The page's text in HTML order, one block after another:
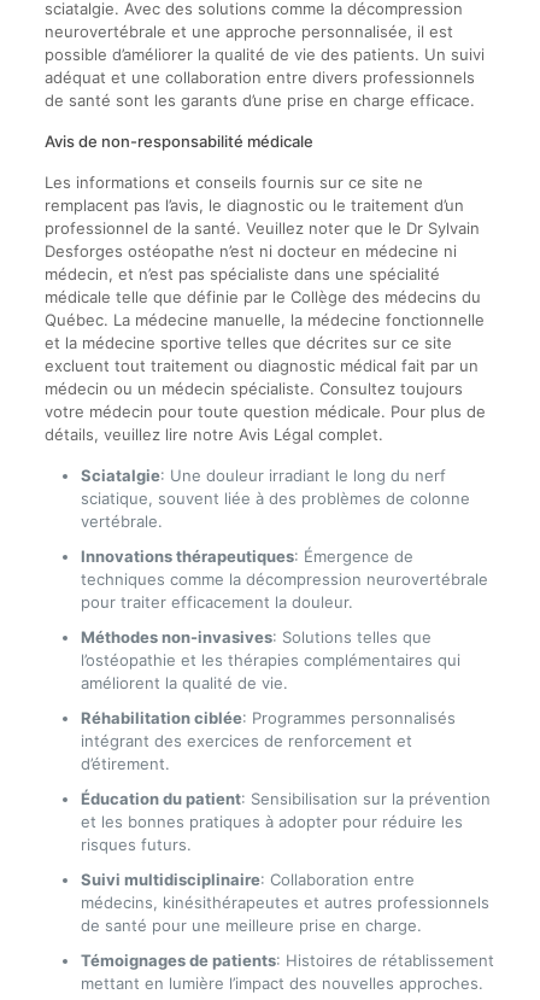
sciatalgie. Avec des solutions comme la décompression
neurovertébrale et une approche personnalisée, il est
possible d’améliorer la qualité de vie des patients. Un suivi
adéquat et une collaboration entre divers professionnels
de santé sont les garants d’une prise en charge efficace.
Avis de non-responsabilité médicale
Les informations et conseils fournis sur ce site ne
remplacent pas l’avis, le diagnostic ou le traitement d’un
professionnel de la santé. Veuillez noter que le Dr Sylvain
Desforges ostéopathe n’est ni docteur en médecine ni
médecin, et n’est pas spécialiste dans une spécialité
médicale telle que définie par le Collège des médecins du
Québec. La médecine manuelle, la médecine fonctionnelle
et la médecine sportive telles que décrites sur ce site
excluent tout traitement ou diagnostic médical fait par un
médecin ou un médecin spécialiste. Consultez toujours
votre médecin pour toute question médicale. Pour plus de
détails, veuillez lire notre Avis Légal complet.
Sciatalgie: Une douleur irradiant le long du nerf
sciatique, souvent liée à des problèmes de colonne
vertébrale.
Innovations thérapeutiques: Émergence de
techniques comme la décompression neurovertébrale
pour traiter efficacement la douleur.
Méthodes non-invasives: Solutions telles que
l’ostéopathie et les thérapies complémentaires qui
améliorent la qualité de vie.
Réhabilitation ciblée: Programmes personnalisés
intégrant des exercices de renforcement et
d’étirement.
Éducation du patient: Sensibilisation sur la prévention
et les bonnes pratiques à adopter pour réduire les
risques futurs.
Suivi multidisciplinaire: Collaboration entre
médecins, kinésithérapeutes et autres professionnels
de santé pour une meilleure prise en charge.
Témoignages de patients: Histoires de rétablissement
mettant en lumière l’impact des nouvelles approches.